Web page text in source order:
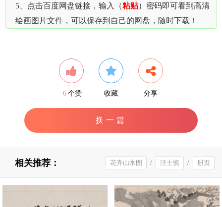
5、点击百度网盘链接，输入（粘贴）密码即可看到高清
绘画图片文件，可以保存到自己的网盘，随时下载！
6 个赞 收藏 分享
换一篇
相关推荐： 册页
/
汪士慎
/
花卉山水图